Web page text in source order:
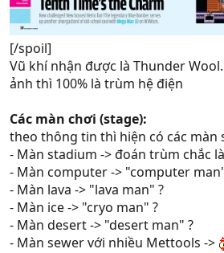
[/spoil]
Vũ khí nhận được là Thunder
ảnh thì 100% là trùm hệ điện
Các màn chơi (stage):
theo thông tin thì hiện có các màn
- Màn stadium -> đoán trùm chắc
- Màn computer -> "computer
- Màn lava -> "lava man" ?
- Màn ice -> "cryo man" ?
- Màn desert -> "desert man" ?
- Màn sewer với nhiều Mettools ->